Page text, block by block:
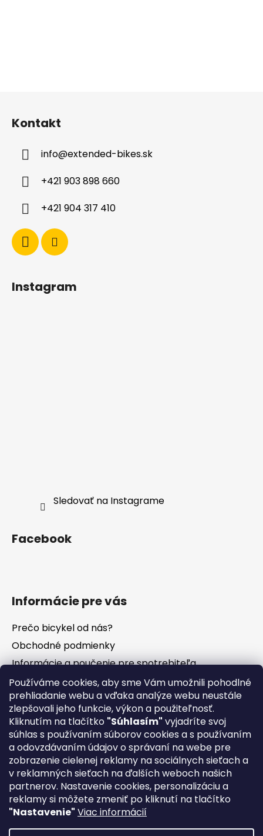
Používáme cookies, aby sme Vám umožnili pohodlné
prehliadanie webu a vďaka analýze webu neustále
zlepšovali jeho funkcie, výkon a použiteľnosť.
Kliknutím na tlačítko "Súhlasím" vyjadríte svoj
súhlas s používaním súborov cookies a s používaním
a odovzdávaním údajov o správaní na webe pre
zobrazenie cielenej reklamy na sociálnych sieťach a
v reklamných sieťach na ďalších weboch našich
partnerov. Nastavenie cookies, personalizáciu a
reklamy si môžete zmeniť po kliknutí na tlačítko
"Nastavenie" Viac informácií
Kontakt
info@extended-bikes.sk
+421 903 898 660
+421 904 317 410
Instagram
Sledovať na Instagrame
Facebook
Informácie pre vás
Prečo bicykel od nás?
Obchodné podmienky
Informácie a poučenie pre spotrebiteľa
Vrátenie tovaru - odstúpenie od zmluvy
Ochrana osobných údajov
Súbory cookies
Formuláre na stiahnutie
Reklamačný poriadok
Napíšte nám
Kontakty
Servis